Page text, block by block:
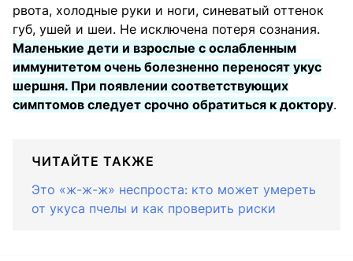
рвота, холодные руки и ноги, синеватый оттенок
губ, ушей и шеи. Не исключена потеря сознания.
Маленькие дети и взрослые с ослабленным
иммунитетом очень болезненно переносят укус
шершня. При появлении соответствующих
симптомов следует срочно обратиться к доктору.
ЧИТАЙТЕ ТАКЖЕ
Это «ж-ж-ж» неспроста: кто может умереть
от укуса пчелы и как проверить риски